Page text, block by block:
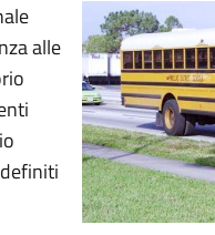
alle